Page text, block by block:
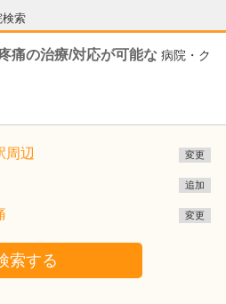
検索
痛の治療/対応が可能な 病院・ク
周辺 変更
追加
変更
索する